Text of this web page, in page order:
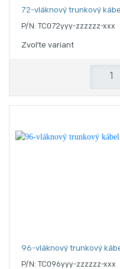
72-vláknový trunkový
P/N: TC072yyy-zzzzzz-xxx
Zvoľte variant
96-vláknový trunkový
P/N: TC096yyy-zzzzzz-xxx